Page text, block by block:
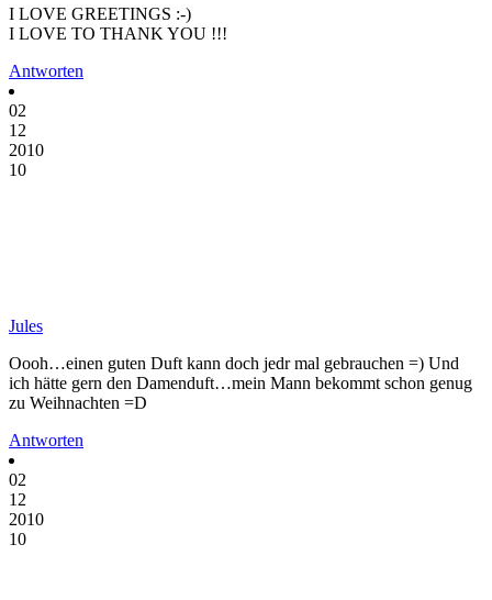
I LOVE GREETINGS :-)
I LOVE TO THANK YOU !!!
Antworten
02
12
2010
10
Jules
Oooh…einen guten Duft kann doch jedr mal gebrauchen =) Und
ich hätte gern den Damenduft…mein Mann bekommt schon genug
zu Weihnachten =D
Antworten
02
12
2010
10